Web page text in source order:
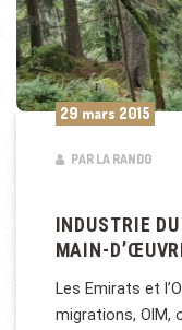
29 mars 2015
PAR LA RANDO
INDUSTRIE
MAIN-
Les Emirats et
migrations, OIM,